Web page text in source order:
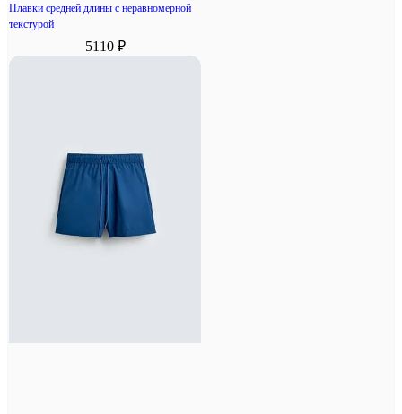
Плавки средней длины с неравномерной
текстурой
5110 ₽